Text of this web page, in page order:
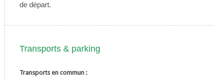
de départ.
Transports & parking
Transports en commun :